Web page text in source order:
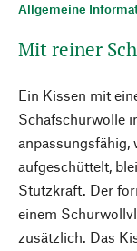
Allgemeine
Mit reiner
Ein Kissen mit
Schafschurwolle
anpassungsfähig,
aufgeschüttelt,
Stützkraft. Der
einem
zusätzlich. Das